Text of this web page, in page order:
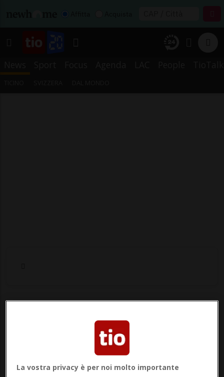
Segui le notizie e gli approfondimenti su
Otto.
La vostra privacy è per noi molto importante